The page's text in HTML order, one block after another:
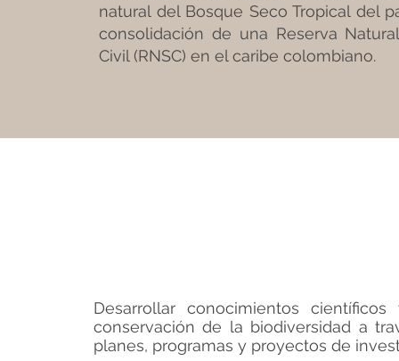
natural del Bosque Seco Tropical del
consolidación de una Reserva
Civil (RNSC) en el caribe colombiano.
Desarrollar conocimientos
conservación de la biodiversidad a
planes, programas y proyectos de